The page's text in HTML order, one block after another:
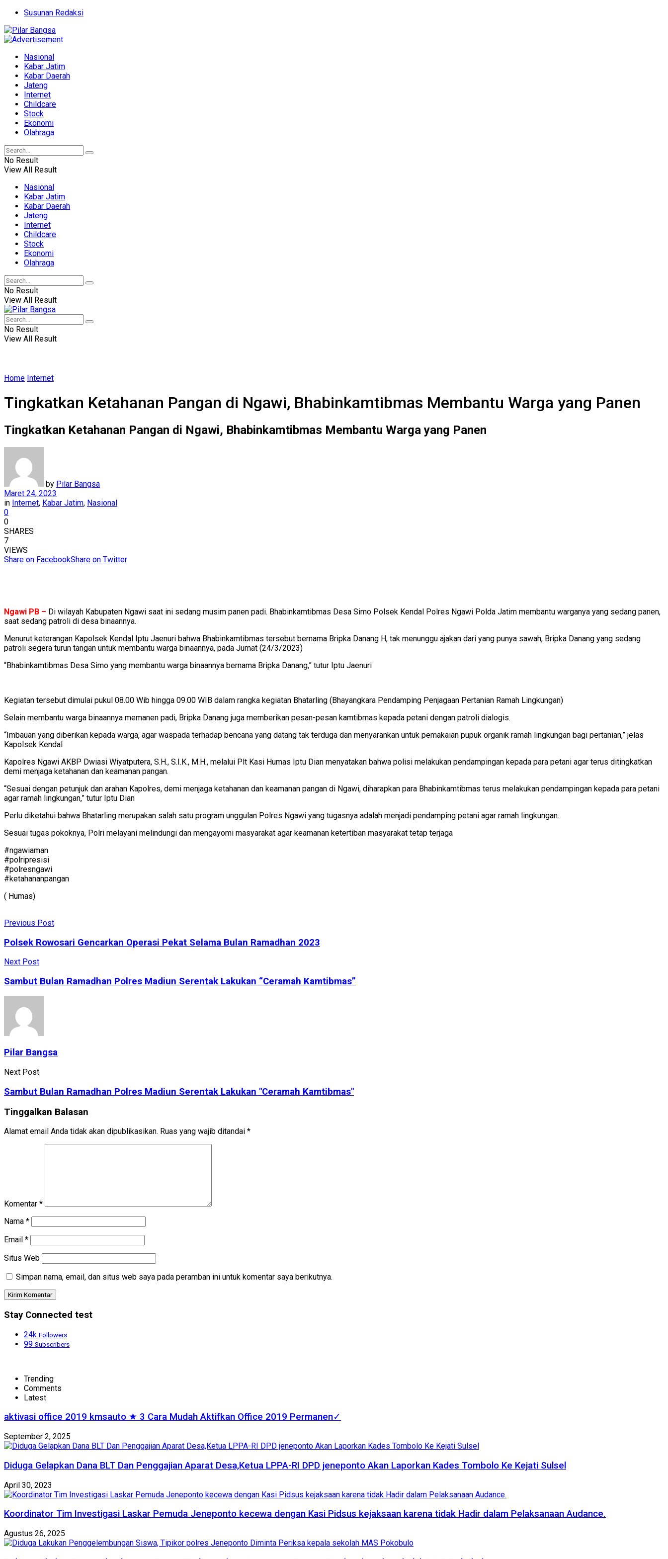
Susunan Redaksi
Nasional
Kabar Jatim
Kabar Daerah
Jateng
Internet
Childcare
Stock
Ekonomi
Olahraga
No Result
View All Result
Nasional
Kabar Jatim
Kabar Daerah
Jateng
Internet
Childcare
Stock
Ekonomi
Olahraga
No Result
View All Result
No Result
View All Result
Home Internet
Tingkatkan Ketahanan Pangan di Ngawi, Bhabinkamtibmas Membantu Warga yang Panen
Tingkatkan Ketahanan Pangan di Ngawi, Bhabinkamtibmas Membantu Warga yang Panen
by Pilar Bangsa
Maret 24, 2023
in Internet, Kabar Jatim, Nasional
0
0
SHARES
7
VIEWS
Share on FacebookShare on Twitter
Ngawi PB – Di wilayah Kabupaten Ngawi saat ini sedang musim panen padi. Bhabinkamtibmas Desa Simo Polsek Kendal Polres Ngawi Polda Jatim membantu warganya yang sedang panen,
saat sedang patroli di desa binaannya.
Menurut keterangan Kapolsek Kendal Iptu Jaenuri bahwa Bhabinkamtibmas tersebut bernama Bripka Danang H, tak menunggu ajakan dari yang punya sawah, Bripka Danang yang sedang
patroli segera turun tangan untuk membantu warga binaannya, pada Jumat (24/3/2023)
“Bhabinkamtibmas Desa Simo yang membantu warga binaannya bernama Bripka Danang,” tutur Iptu Jaenuri
Kegiatan tersebut dimulai pukul 08.00 Wib hingga 09.00 WIB dalam rangka kegiatan Bhatarling (Bhayangkara Pendamping Penjagaan Pertanian Ramah Lingkungan)
Selain membantu warga binaannya memanen padi, Bripka Danang juga memberikan pesan-pesan kamtibmas kepada petani dengan patroli dialogis.
“Imbauan yang diberikan kepada warga, agar waspada terhadap bencana yang datang tak terduga dan menyarankan untuk pemakaian pupuk organik ramah lingkungan bagi pertanian,” jelas
Kapolsek Kendal
Kapolres Ngawi AKBP Dwiasi Wiyatputera, S.H., S.I.K., M.H., melalui Plt Kasi Humas Iptu Dian menyatakan bahwa polisi melakukan pendampingan kepada para petani agar terus ditingkatkan
demi menjaga ketahanan dan keamanan pangan.
“Sesuai dengan petunjuk dan arahan Kapolres, demi menjaga ketahanan dan keamanan pangan di Ngawi, diharapkan para Bhabinkamtibmas terus melakukan pendampingan kepada para petani
agar ramah lingkungan,” tutur Iptu Dian
Perlu diketahui bahwa Bhatarling merupakan salah satu program unggulan Polres Ngawi yang tugasnya adalah menjadi pendamping petani agar ramah lingkungan.
Sesuai tugas pokoknya, Polri melayani melindungi dan mengayomi masyarakat agar keamanan ketertiban masyarakat tetap terjaga
#ngawiaman
#polripresisi
#polresngawi
#ketahananpangan
( Humas)
Previous Post
Polsek Rowosari Gencarkan Operasi Pekat Selama Bulan Ramadhan 2023
Next Post
Sambut Bulan Ramadhan Polres Madiun Serentak Lakukan “Ceramah Kamtibmas”
Pilar Bangsa
Next Post
Sambut Bulan Ramadhan Polres Madiun Serentak Lakukan "Ceramah Kamtibmas"
Tinggalkan Balasan
Alamat email Anda tidak akan dipublikasikan. Ruas yang wajib ditandai *
Komentar *
Nama *
Email *
Situs Web
Simpan nama, email, dan situs web saya pada peramban ini untuk komentar saya berikutnya.
Stay Connected test
24k Followers
99 Subscribers
Trending
Comments
Latest
aktivasi office 2019 kmsauto ★ 3 Cara Mudah Aktifkan Office 2019 Permanen✓
September 2, 2025
Diduga Gelapkan Dana BLT Dan Penggajian Aparat Desa,Ketua LPPA-RI DPD jeneponto Akan Laporkan Kades Tombolo Ke Kejati Sulsel
April 30, 2023
Koordinator Tim Investigasi Laskar Pemuda Jeneponto kecewa dengan Kasi Pidsus kejaksaan karena tidak Hadir dalam Pelaksanaan Audance.
Agustus 26, 2025